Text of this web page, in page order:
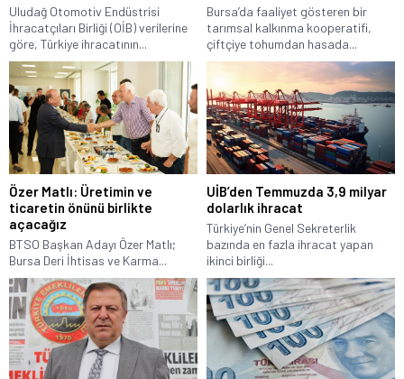
Uludağ Otomotiv Endüstrisi
İhracatçıları Birliği (OİB) verilerine
göre, Türkiye ihracatının...
Bursa’da faaliyet gösteren bir
tarımsal kalkınma kooperatifi,
çiftçiye tohumdan hasada...
Özer Matlı: Üretimin ve
ticaretin önünü birlikte
açacağız
BTSO Başkan Adayı Özer Matlı;
Bursa Deri İhtisas ve Karma...
UİB’den Temmuzda 3,9 milyar
dolarlık ihracat
Türkiye’nin Genel Sekreterlik
bazında en fazla ihracat yapan
ikinci birliği...